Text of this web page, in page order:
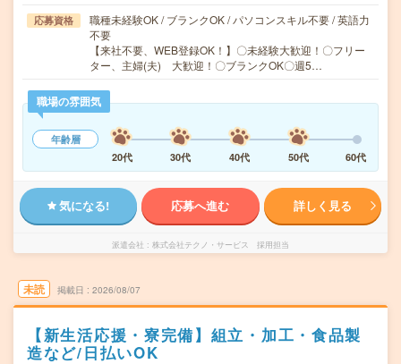
応募資格
職種未経験OK / ブランクOK / パソコンスキル不要 / 英語力
不要
【来社不要、WEB登録OK！】〇未経験大歓迎！〇フリー
ター、主婦(夫) 大歓迎！〇ブランクOK〇週5…
職場の雰囲気
年齢層
20代
30代 40代 50代 60代
気になる! 応募へ進む 詳しく見る
派遣会社 株式会社テクノ・サービス 採用担当
未読 掲載日 2026/08/07
【新生活応援・寮完備】組立・加工・食品製
造など/日払いOK